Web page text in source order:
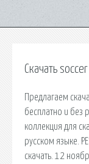
Скачать
Предлагаем
бесплатно и без
коллекция для
русском языке.
скачать. 12